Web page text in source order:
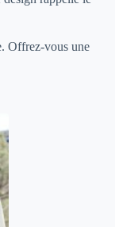
Offrez-vous une